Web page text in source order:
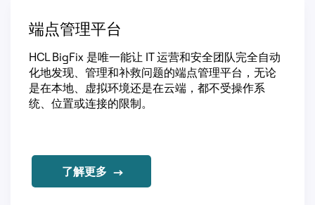
端点管理平台
HCL BigFix 是唯一能让 IT 运营和安全团队完全自动
化地发现、管理和补救问题的端点管理平台，无论
是在本地、虚拟环境还是在云端，都不受操作系
统、位置或连接的限制。
了解更多